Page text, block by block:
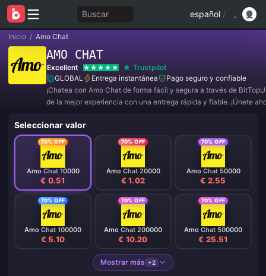
Buscar español /
Inicio / Amo Chat
AMO CHAT
Excellent
Trustpilot
GLOBAL
Entrega instantánea
Pago seguro y confiable
¡Chatea con Amo Chat de forma fácil y segura a través de
de la mejor experiencia con una entrega rápida y fiable. ¡Únete
Seleccionar valor
70% OFF
Amo Chat 10000
€ 0.51
70% OFF
Amo Chat 20000
€ 1.02
70% OFF
Amo Chat 50000
€ 2.55
70% OFF
Amo Chat 100000
€ 5.10
70% OFF
Amo Chat 200000
€ 10.20
70% OFF
Amo Chat 500000
€ 25.51
Mostrar más +2